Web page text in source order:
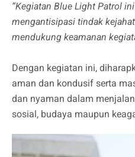
“Kegiatan Blue Light Patrol
mengantisipasi tindak
mendukung keamanan
Dengan kegiatan ini,
aman dan kondusif serta
dan nyaman dalam
sosial, budaya maupun